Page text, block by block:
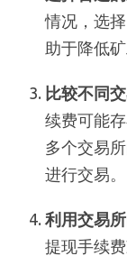
情况，选
助于降低矿
比较不同
续费可能
多个交易
进行交易。
利用交易
提现手续